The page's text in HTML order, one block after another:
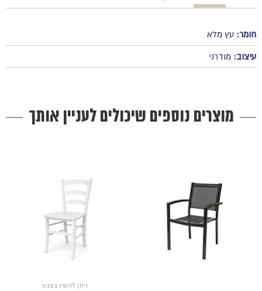
חומר: עץ מלא
עיצוב: מודרני
מוצרים נוספים שיכולים לעניין אותך
ניתן להשיג בצבע: